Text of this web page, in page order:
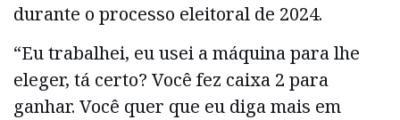
durante o processo eleitoral de 2024.
“Eu trabalhei, eu usei a máquina para lhe
eleger, tá certo? Você fez caixa 2 para
ganhar. Você quer que eu diga mais em